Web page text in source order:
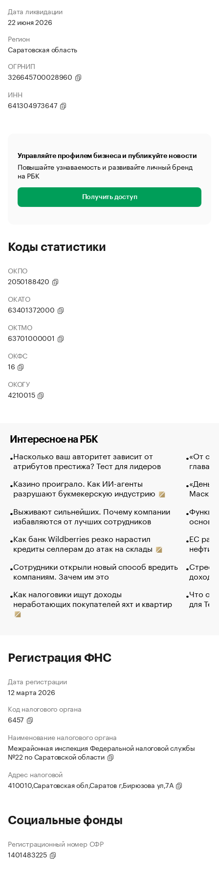
Дата ликвидации
22 июня 2026
Регион
Саратовская область
ОГРНИП
326645700028960
ИНН
641304973647
Управляйте профилем бизнеса и публикуйте новости
Повышайте узнаваемость и развивайте личный бренд
на РБК
Получить доступ
Коды статистики
ОКПО
2050188420
ОКАТО
63401372000
ОКТМО
63701000001
ОКФС
16
ОКОГУ
4210015
Интересное на РБК
Насколько ваш авторитет зависит от
атрибутов престижа? Тест для лидеров
Казино проиграло. Как ИИ-агенты
разрушают букмекерскую индустрию
Выживают сильнейших. Почему компании
избавляются от лучших сотрудников
Как банк Wildberries резко нарастил
кредиты селлерам до атак на склады
Сотрудники открыли новый способ вредить
компаниям. Зачем им это
Как налоговики ищут доходы
неработающих покупателей яхт и квартир
«От
глава
Маск в
основ
ЕС
нефти
Что
для
Регистрация ФНС
Дата регистрации
12 марта 2026
Код налогового органа
6457
Наименование налогового органа
Межрайонная инспекция Федеральной налоговой службы
№22 по Саратовской области
Адрес налоговой
410010,Саратовская обл,Саратов г,Бирюзова ул,7А
Социальные фонды
Регистрационный номер СФР
1401483225